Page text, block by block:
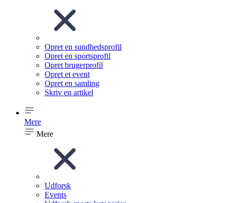
Opret en sundhedsprofil
Opret en sportsprofil
Opret brugerprofil
Opret et event
Opret en samling
Skriv en artikel
Mere
Mere
Udforsk
Events